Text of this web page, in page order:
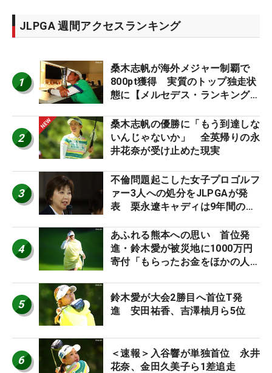
JLPGA 週間アクセスランキング
1
桑木志帆が海外メジャー制覇で
800pt獲得 実質のトップ独走状
態に【メルセデス・ランキング番
2
桑木志帆の優勝に「もう到達しな
いんじゃないか」 全英帰りの永
井花奈が受け止めた現実
3
不倫問題起こした女子プロゴルフ
ァー3人への処分をJLPGAが発
表 栗永遼キャディは9年間の立
4
あふれる熊本への思い 首位発
進・鈴木愛が被災地に1000万円
寄付「もらったお金をほかの人
5
鈴木愛が大会2勝目へ首位T発
進 安田祐香、吉澤柚月ら5位
6
＜速報＞入谷響が単独首位 永井
花奈、金田久美子ら1差追走